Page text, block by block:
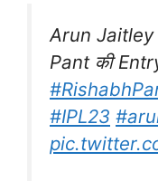
Arun Jaitley
Pant की
#IPL23